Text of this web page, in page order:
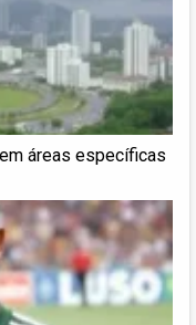
áreas específicas